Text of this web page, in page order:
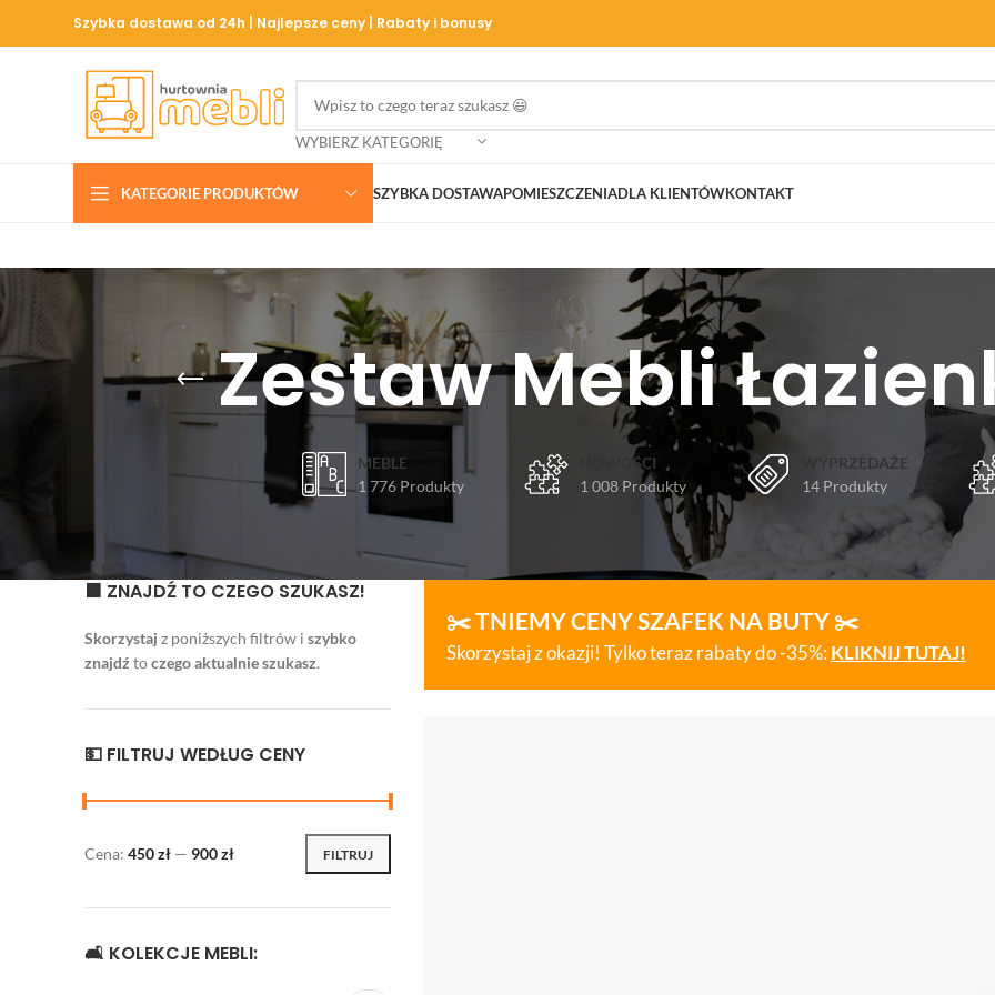
Szybka dostawa od 24h | Najlepsze ceny | Rabaty i bonusy
WYBIERZ KATEGORIĘ
KATEGORIE PRODUKTÓW SZYBKA DOSTAWAPOMIESZCZENIADLA KLIENTÓWKONTAKT
Zestaw Mebli
MEBLE
1 776 Produkty
NOWOŚCI
1 008 Produkty
WYPRZEDAŻE
14 Produkty
🟧 ZNAJDŹ TO CZEGO SZUKASZ!
Skorzystaj z poniższych filtrów i szybko
znajdź toczego aktualnie szukasz.
💵 FILTRUJ WEDŁUG CENY
FILTRUJ
Cena: 450 zł — 900 zł
🛋 KOLEKCJE MEBLI:
✂️ TNIEMY CENY SZAFEK NA BUTY ✂️
Skorzystaj z okazji! Tylko teraz rabaty do -35%:KLIKNIJ TUTAJ!